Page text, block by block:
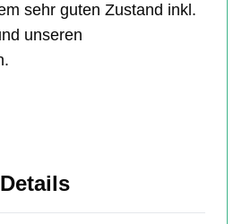
sehr guten Zustand inkl.
unseren